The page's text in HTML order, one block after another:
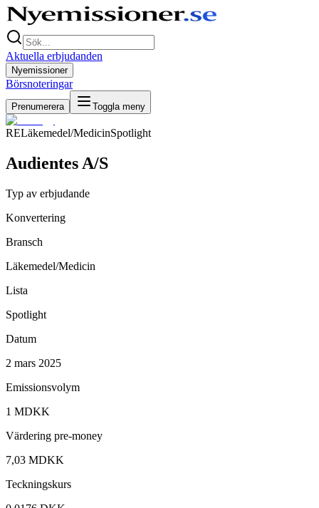
Aktuella erbjudanden
Nyemissioner
Börsnoteringar
Prenumerera Toggla meny
RELäkemedel/MedicinSpotlight
Audientes A/S
Typ av erbjudande
Konvertering
Bransch
Läkemedel/Medicin
Lista
Spotlight
Datum
2 mars 2025
Emissionsvolym
1 MDKK
Värdering pre-money
7,03 MDKK
Teckningskurs